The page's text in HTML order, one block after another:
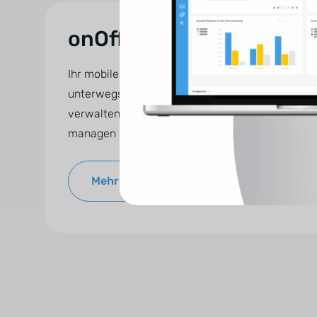
onOffice App
Ihr mobiles Büro: Mit der passenden App zur
unterwegs immer und überall Zugriff auf all Ihre
verwalten, E-Mails beantworten, Termine
managen und mehr – alles easy möglich.
Mehr zur onOffice App